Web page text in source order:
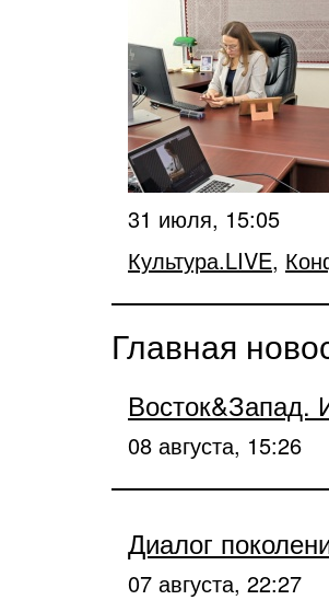
31 июля, 15:05
Культура.LIVE,
Главная
08 августа, 15:26
Диалог
07 августа, 22:27